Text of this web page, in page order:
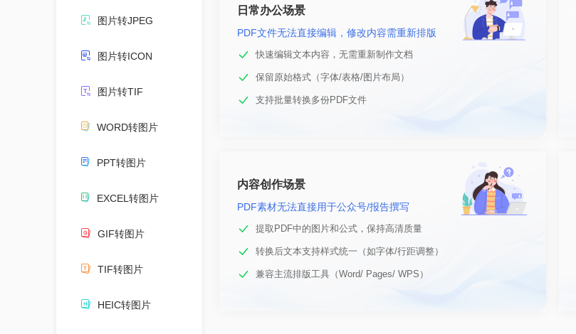
图片转JPEG
图片转ICON
图片转TIF
WORD转图片
PPT转图片
EXCEL转图片
GIF转图片
TIF转图片
HEIC转图片
日常办公场景
PDF文件无法直接编辑，修改内容需重新排版
快速编辑文本内容，无需重新制作文档
保留原始格式（字体/表格/图片布局）
支持批量转换多份PDF文件
内容创作场景
PDF素材无法直接用于公众号/报告撰写
提取PDF中的图片和公式，保持高清质量
转换后文本支持样式统一（如字体/行距调整）
兼容主流排版工具（Word/ Pages/ WPS）